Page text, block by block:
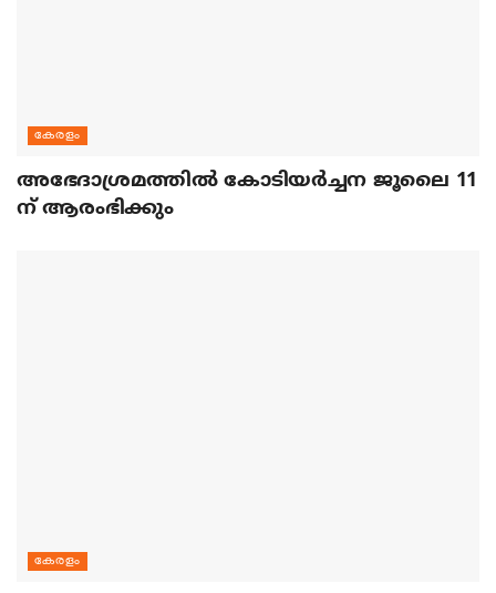
കേരളം
അഭേദാശ്രമത്തില്‍ കോടിയര്‍ച്ചന ജൂലൈ 11
ന് ആരംഭിക്കും
കേരളം